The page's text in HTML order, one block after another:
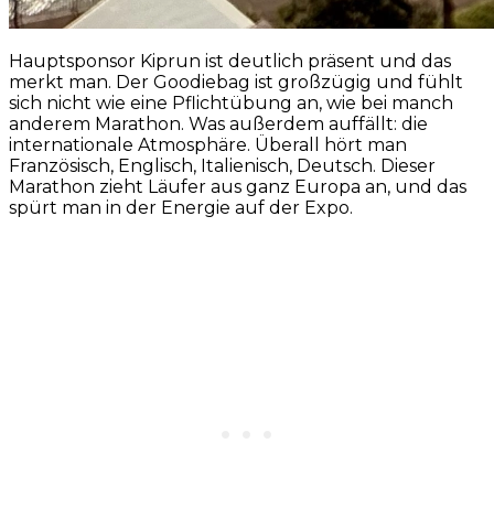
Hauptsponsor Kiprun ist deutlich präsent und das
merkt man. Der Goodiebag ist großzügig und fühlt
sich nicht wie eine Pflichtübung an, wie bei manch
anderem Marathon. Was außerdem auffällt: die
internationale Atmosphäre. Überall hört man
Französisch, Englisch, Italienisch, Deutsch. Dieser
Marathon zieht Läufer aus ganz Europa an, und das
spürt man in der Energie auf der Expo.